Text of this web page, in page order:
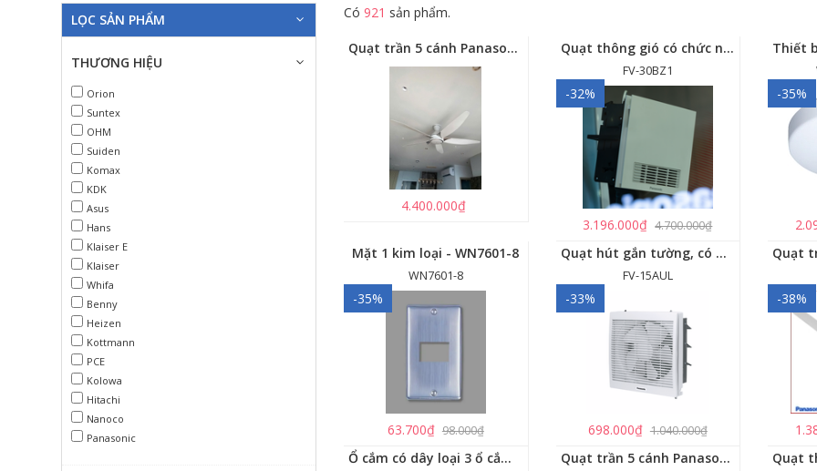
Có 921 sản phẩm.
Quạt trần 5 cánh Panasonic F-60GDS
4.400.000₫
Quạt thông gió có chức năng sưởi ấm, dùng cho phòng tắm - FV-30BZ1
FV-30BZ1
-32%
3.196.000₫ 4.700.000₫
-35%
Mặt 1 kim loại - WN7601-8
WN7601-8
-35%
63.700₫ 98.000₫
Quạt hút gắn tường, có màn che Panasonic - FV-15AUL
FV-15AUL
-33%
698.000₫ 1.040.000₫
-38%
Ổ cắm có dây loại 3 ổ cắm, 1 công tắc - WCHG24332W Quạt trần 5 cánh Panasonic F-60DGN có đèn LED và kết nối Wireless
LỌC SẢN PHẨM
THƯƠNG HIỆU
Orion
Suntex
OHM
Suiden
Komax
KDK
Asus
Hans
Klaiser E
Klaiser
Whifa
Benny
Heizen
Kottmann
PCE
Kolowa
Hitachi
Nanoco
Panasonic